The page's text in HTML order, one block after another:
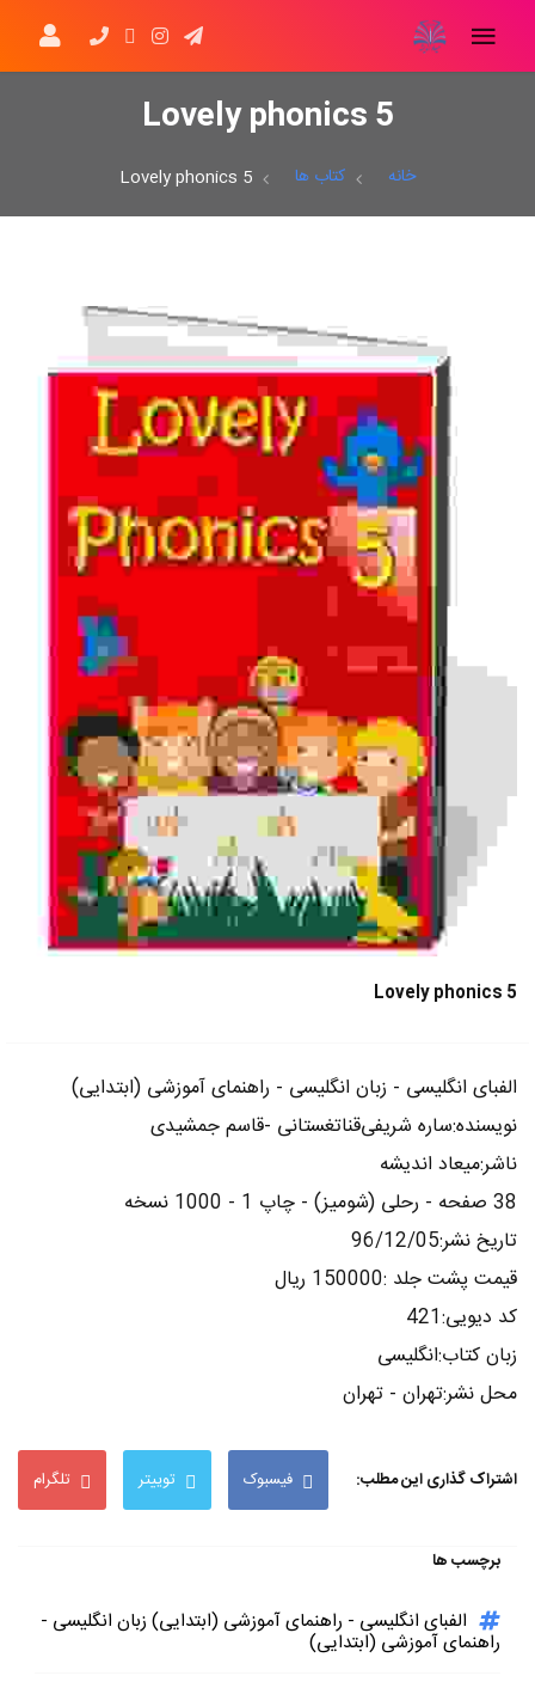
Lovely phonics 5
خانه کتاب ها Lovely phonics 5
Lovely phonics 5
الفبای انگلیسی - زبان انگلیسی - راهنمای آموزشی (ابتدایی)
نویسنده:ساره شریفی‌قناتغستانی -قاسم جمشیدی
ناشر:میعاد اندیشه
38 صفحه - رحلی (شومیز) - چاپ 1 - 1000 نسخه
تاریخ نشر:96/12/05
قیمت پشت جلد :150000 ریال
کد دیویی:421
زبان کتاب:انگلیسی
محل نشر:تهران - تهران
اشتراک گذاری این مطلب: فیسبوک توییتر تلگرام
برچسب ها
الفبای انگلیسی - راهنمای آموزشی (ابتدایی) زبان انگلیسی -
راهنمای آموزشی (ابتدایی)